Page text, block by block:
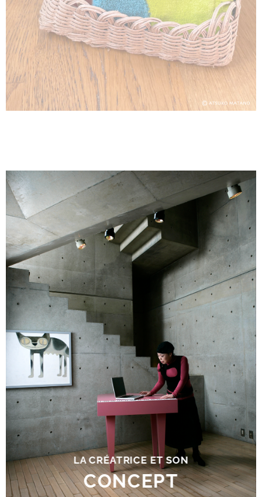
ATSUKO MATANO
tient à présenter à travers
ses créations sa vision du
monde
: rendre les gens heureux.
LA CRÉATRICE ET SON
CONCEPT